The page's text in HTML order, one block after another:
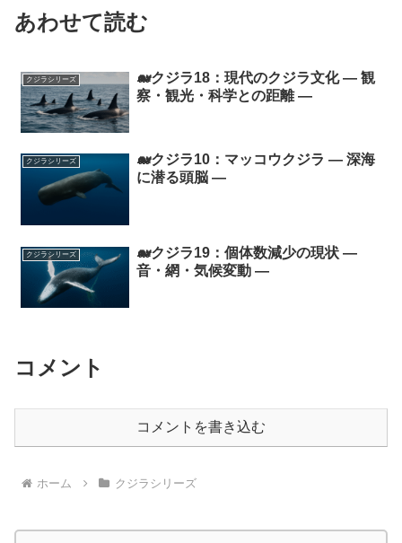
あわせて読む
クジラシリーズ
🐋クジラ18：現代のクジラ文化 ― 観
察・観光・科学との距離 ―
クジラシリーズ
🐋クジラ10：マッコウクジラ ― 深海
に潜る頭脳 ―
クジラシリーズ
🐋クジラ19：個体数減少の現状 ―
音・網・気候変動 ―
コメント
コメントを書き込む
ホーム クジラシリーズ